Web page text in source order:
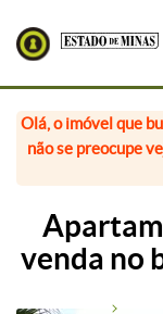
Olá, o imóvel que
não se preocupe
venda no